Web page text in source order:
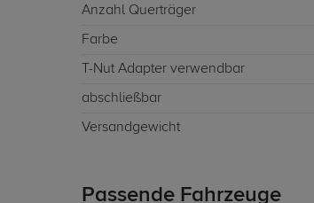
Anzahl Querträger
Farbe
T-Nut Adapter verwendbar
abschließbar
Versandgewicht
Passende Fahrzeuge